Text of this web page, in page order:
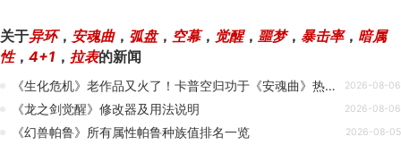
关于异环， 安魂曲， 弧盘， 空幕， 觉醒， 噩梦， 暴击率， 暗属
性， 4+1 ， 拉表的新闻
《生化危机》老作品又火了！卡普空归功于《安魂曲》热度带动 2026-08-06
《龙之剑觉醒》修改器及用法说明 2026-08-06
《幻兽帕鲁》所有属性帕鲁种族值排名一览 2026-08-05